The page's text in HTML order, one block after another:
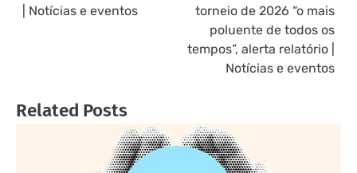
Post
| Notícias e eventos
torneio de 2026 “o mais
poluente de todos os
tempos”, alerta relatório |
Notícias e eventos
Related Posts